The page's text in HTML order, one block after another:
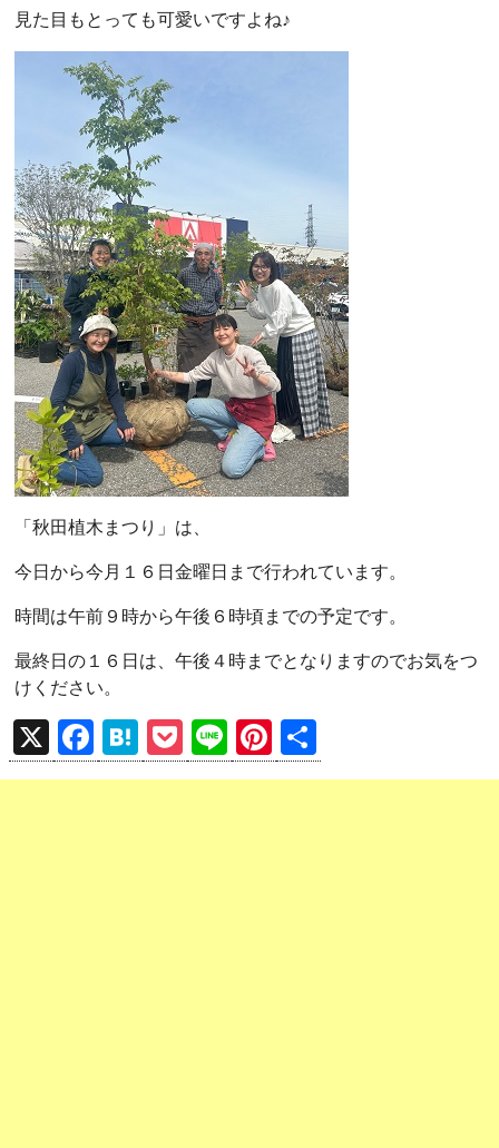
見た目もとっても可愛いですよね♪
「秋田植木まつり」は、
今日から今月１６日金曜日まで行われています。
時間は午前９時から午後６時頃までの予定です。
最終日の１６日は、午後４時までとなりますのでお気をつ
けください。
X
F
a
H
at
P
o
Li
n
Pi
nt 有